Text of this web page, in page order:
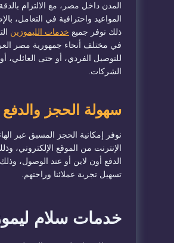
المدن داخل مصر، مع الالتزام
المواعيد واحترافية في التعامل،
ذلك نوفر جميع خدمات الليموزين
في مختلف أنحاء جمهورية مصر
للتوصيل الفردي، أو حتى العائلي،
الشركات.
سهولة الحجز والدفع
نوفر إمكانية الحجز المسبق عبر
الإنترنت من الموقع الإلكتروني،
الدفع أون لاين أو عند الوصول،
تسهيل تجربة عملائنا وراحتهم.
خدمات سلام